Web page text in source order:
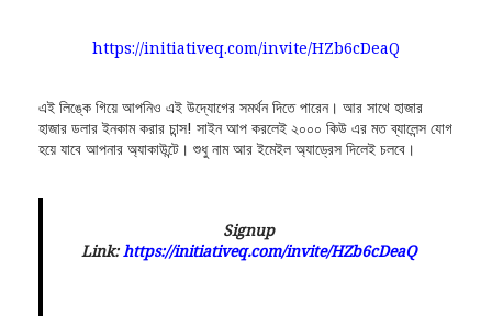
https://initiativeq.com/invite/HZb6cDeaQ
এই লিঙ্কে গিয়ে আপনিও এই উদ্যোগের সমর্থন দিতে পারেন। আর সাথে হাজার
হাজার ডলার ইনকাম করার চান্স! সাইন আপ করলেই ২০০০ কিউ এর মত ব্যালেন্স যোগ
হয়ে যাবে আপনার অ্যাকাউন্টে। শুধু নাম আর ইমেইল অ্যাড্রেস দিলেই চলবে।
Signup
Link:https://initiativeq.com/invite/HZb6cDeaQ